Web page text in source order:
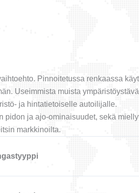
Pinnoitetussa renkaassa
Useimmista muista
ja hintatietoiselle autoilijalle.
pidon ja ajo-ominaisuudet, sekä
markkinoilta.